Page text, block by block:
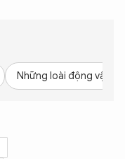
Những loài động vật